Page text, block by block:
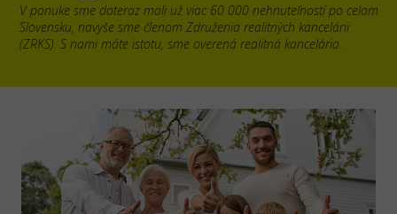
V ponuke sme doteraz mali už viac 60 000 nehnuteľností po celom
Slovensku, navyše sme členom Združenia realitných kancelárii
(ZRKS). S nami máte istotu, sme overená realitná kancelária.